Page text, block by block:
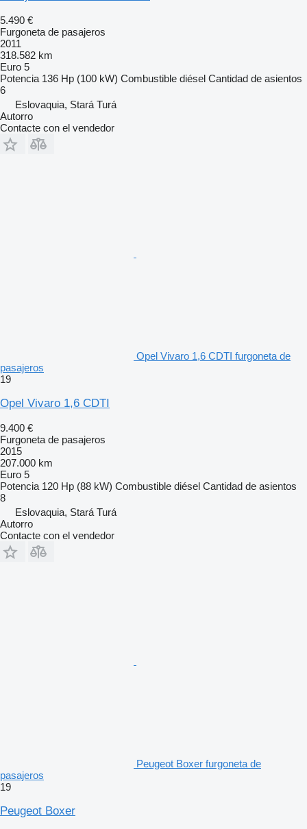
5.490 €
Furgoneta de pasajeros
2011
318.582 km
Euro 5
Potencia 136 Hp (100 kW) Combustible diésel Cantidad de asientos
6
Eslovaquia, Stará Turá
Autorro
Contacte con el vendedor
Opel Vivaro 1,6 CDTI furgoneta de
pasajeros
19
Opel Vivaro 1,6 CDTI
9.400 €
Furgoneta de pasajeros
2015
207.000 km
Euro 5
Potencia 120 Hp (88 kW) Combustible diésel Cantidad de asientos
8
Eslovaquia, Stará Turá
Autorro
Contacte con el vendedor
Peugeot Boxer furgoneta de
pasajeros
19
Peugeot Boxer